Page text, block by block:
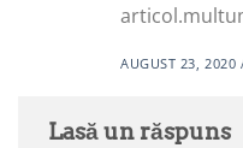
AUGUST 23, 2020
Lasă un răspuns